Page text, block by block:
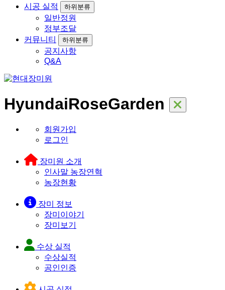
시공 실적
하위분류
일반정원
정부조달
커뮤니티
하위분류
공지사항
Q&A
HyundaiRoseGarden
회원가입
로그인
장미원 소개
인사말 농장연혁
농장현황
장미 정보
장미이야기
장미보기
수상 실적
수상실적
공인인증